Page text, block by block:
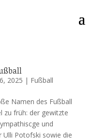
2025 | Fußball
Namen des Fußball
zu früh: der gewitzte
und
Ulli Potofski sowie die